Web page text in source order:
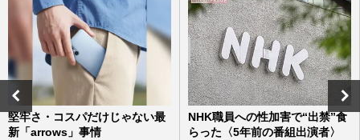
堅牢さ・コスパだけじゃない最
新「arrows」事情
NHK職員への性加害で“出禁”食
らった〈5年前の番組出演者〉